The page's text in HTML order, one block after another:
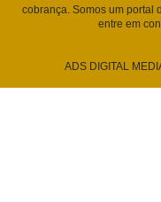
cobrança. Somos um portal
entre em
ADS DIGITAL